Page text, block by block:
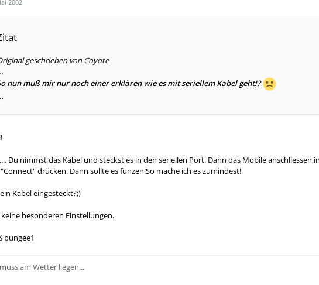
2002
geschrieben von Coyote
nun muß mir nur noch einer erklären wie es mit seriellem Kabel geht!?
Du nimmst das Kabel und steckst es in den seriellen Port. Dann das Mobile
drücken. Dann sollte es funzen!So mache ich es zumindest!
Kabel eingesteckt?;)
keine besonderen Einstellungen.
bungee1
am Wetter liegen...